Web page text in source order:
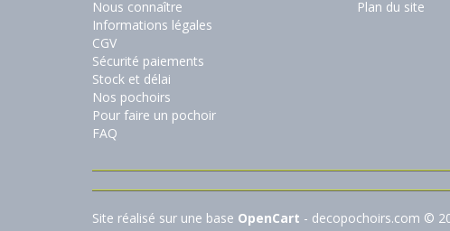
Nous connaître
Informations légales
CGV
Sécurité paiements
Stock et délai
Nos pochoirs
Pour faire un pochoir
FAQ
Plan du site
Site réalisé sur une base OpenCart - decopochoirs.com ©